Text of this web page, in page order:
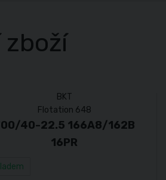
zboží
BKT
Flotation 648
40-22.5 166A8/162B
16PR